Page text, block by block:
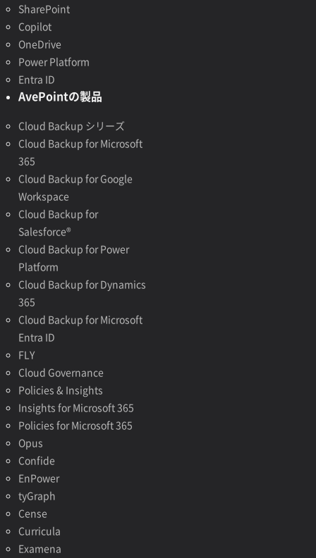
SharePoint
Copilot
OneDrive
Power Platform
Entra ID
AvePointの製品
Cloud Backup シリーズ
Cloud Backup for Microsoft
365
Cloud Backup for Google
Workspace
Cloud Backup for
Salesforce®
Cloud Backup for Power
Platform
Cloud Backup for Dynamics
365
Cloud Backup for Microsoft
Entra ID
FLY
Cloud Governance
Policies & Insights
Insights for Microsoft 365
Policies for Microsoft 365
Opus
Confide
EnPower
tyGraph
Cense
Curricula
Examena